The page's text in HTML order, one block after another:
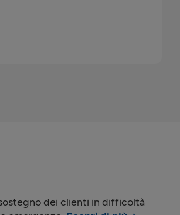
dei clienti in difficoltà